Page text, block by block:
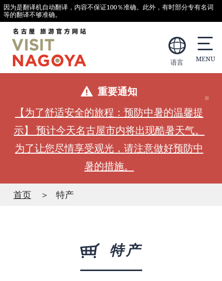
因为是翻译机自动翻译，内容不保证100％准确。此外，有时部分专有名词
等的翻译不够准确。
语言
重要通知
【为了舒适安全的旅程：预防中暑的温馨提
示】 预计今天名古屋市内将出现酷暑天气。
为了让您尽情享受观光，请注意做好预防中
暑的措施。
首页 特产
特产